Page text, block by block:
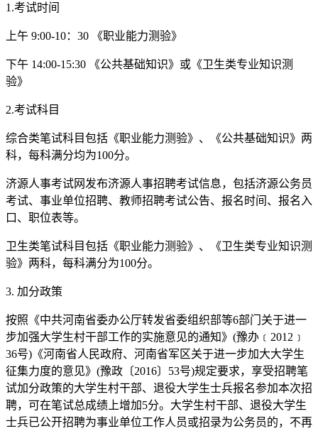
1.考试时间
上午 9:00-10：30 《职业能力测验》
下午 14:00-15:30 《公共基础知识》或《卫生类专业知识测
验》
2.考试科目
综合类笔试科目包括《职业能力测验》、《公共基础知识》两
科，每科满分均为100分。
济源人事考试网发布济源人事招聘考试信息，包括济源公务员
考试、事业单位招聘、教师招聘考试公告、报名时间、报名入
口、职位表等。
卫生类笔试科目包括《职业能力测验》、《卫生类专业知识测
验》两科，每科满分为100分。
3. 加分政策
按照《中共河南省委办公厅转发省委组织部等6部门关于进一
步加强大学生村干部工作的实施意见的通知》(豫办﹝2012﹞
36号)《河南省人民政府、河南省军区关于进一步加大大学生
征集力度的意见》(豫政〔2016〕53号)规定要求，享受招聘笔
试加分政策的大学生村干部、退役大学生士兵报名参加本次招
聘，可在笔试总成绩上增加5分。大学生村干部、退役大学生
士兵已公开招聘为事业单位工作人员或招录为公务员的，不再